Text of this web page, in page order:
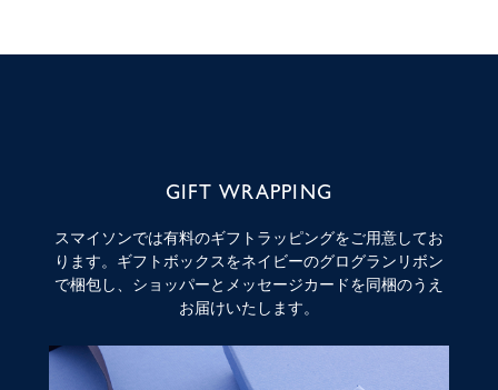
GIFT WRAPPING
スマイソンでは有料のギフトラッピングをご用意してお
ります。ギフトボックスをネイビーのグログランリボン
で梱包し、ショッパーとメッセージカードを同梱のうえ
お届けいたします。